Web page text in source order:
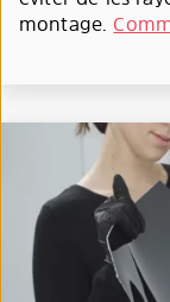
montage.